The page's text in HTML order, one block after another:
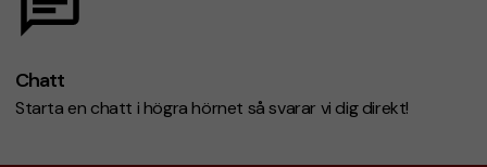
Chatt
Starta en chatt i högra hörnet så svarar vi dig direkt!